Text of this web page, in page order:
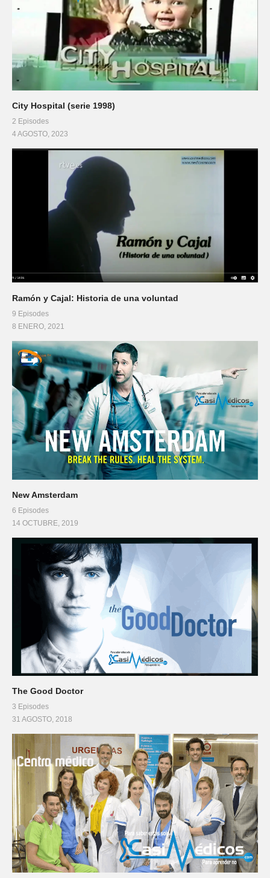
City Hospital (serie 1998)
2 Episodes
4 AGOSTO, 2023
Ramón y Cajal: Historia de una voluntad
9 Episodes
8 ENERO, 2021
New Amsterdam
6 Episodes
14 OCTUBRE, 2019
The Good Doctor
3 Episodes
31 AGOSTO, 2018